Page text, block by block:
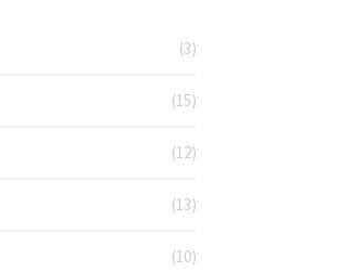
(3)
(15)
(12)
(13)
(10)